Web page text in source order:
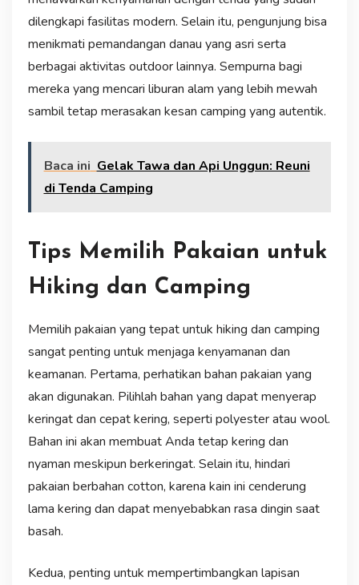
dilengkapi fasilitas modern. Selain itu, pengunjung bisa
menikmati pemandangan danau yang asri serta
berbagai aktivitas outdoor lainnya. Sempurna bagi
mereka yang mencari liburan alam yang lebih mewah
sambil tetap merasakan kesan camping yang autentik.
Baca ini Gelak Tawa dan Api Unggun: Reuni
di Tenda Camping
Tips Memilih Pakaian untuk
Hiking dan Camping
Memilih pakaian yang tepat untuk hiking dan camping
sangat penting untuk menjaga kenyamanan dan
keamanan. Pertama, perhatikan bahan pakaian yang
akan digunakan. Pilihlah bahan yang dapat menyerap
keringat dan cepat kering, seperti polyester atau wool.
Bahan ini akan membuat Anda tetap kering dan
nyaman meskipun berkeringat. Selain itu, hindari
pakaian berbahan cotton, karena kain ini cenderung
lama kering dan dapat menyebabkan rasa dingin saat
basah.
Kedua, penting untuk mempertimbangkan lapisan